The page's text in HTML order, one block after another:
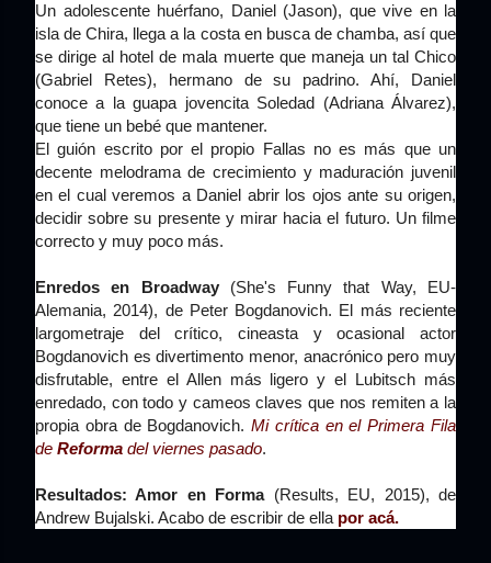
Un adolescente huérfano, Daniel (Jason), que vive en la
isla de Chira, llega a la costa en busca de chamba, así que
se dirige al hotel de mala muerte que maneja un tal Chico
(Gabriel Retes), hermano de su padrino. Ahí, Daniel
conoce a la guapa jovencita Soledad (Adriana Álvarez),
que tiene un bebé que mantener.
El guión escrito por el propio Fallas no es más que un
decente melodrama de crecimiento y maduración juvenil
en el cual veremos a Daniel abrir los ojos ante su origen,
decidir sobre su presente y mirar hacia el futuro. Un filme
correcto y muy poco más.
Enredos en Broadway(She's Funny that Way, EU-
Alemania, 2014), de Peter Bogdanovich. El más reciente
largometraje del crítico, cineasta y ocasional actor
Bogdanovich es divertimento menor, anacrónico pero muy
disfrutable, entre el Allen más ligero y el Lubitsch más
enredado, con todo y cameos claves que nos remiten a la
propia obra de Bogdanovich.Mi crítica en el Primera Fila
de Reforma del viernes pasado.
Resultados: Amor en Forma(Results, EU, 2015), de
Andrew Bujalski. Acabo de escribir de ella por acá.